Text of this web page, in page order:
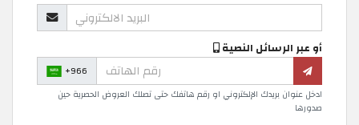
أو عبر الرسائل النصية
+966
ادخل عنوان بريدك الإلكتروني او رقم هاتفك حتى تصلك العروض الحصرية حين
صدورها